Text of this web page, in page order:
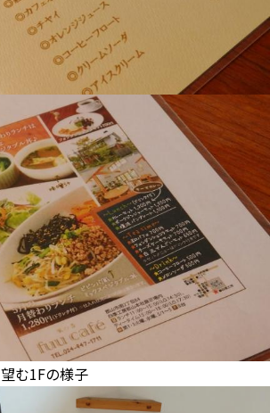
む1Fの様子